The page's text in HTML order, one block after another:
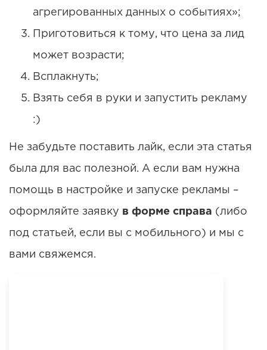
агрегированных данных о событиях»;
Приготовиться к тому, что цена за лид
может возрасти;
Всплакнуть;
Взять себя в руки и запустить рекламу
:)
Не забудьте поставить лайк, если эта статья
была для вас полезной. А если вам нужна
помощь в настройке и запуске рекламы –
оформляйте заявку в форме справа (либо
под статьей, если вы с мобильного) и мы с
вами свяжемся.